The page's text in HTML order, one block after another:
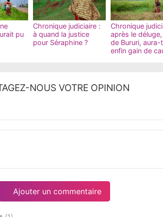
pu
Chronique judiciaire :
à quand la justice
pour Séraphine ?
Chronique
après le déluge,
de Bururi, aura-
enfin gain de
NOUS VOTRE OPINION